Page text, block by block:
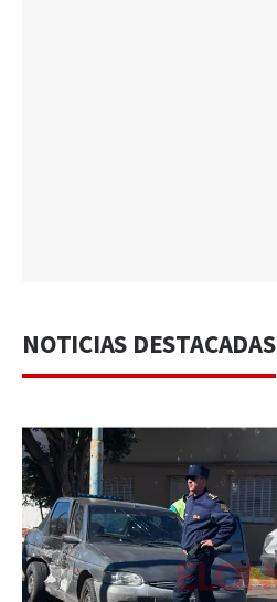
NOTICIAS DESTACADAS